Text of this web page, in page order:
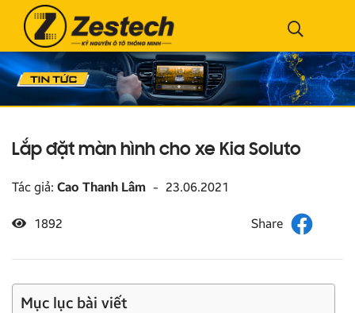
Lắp đặt màn hình cho xe Kia Soluto
Tác giả: Cao Thanh Lâm - 23.06.2021
1892
Mục lục bài viết